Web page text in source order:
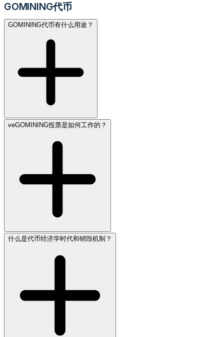
GOMINING代币
GOMINING代币有什么用途？
veGOMINING投票是如何工作的？
什么是代币经济学时代和销毁机制？